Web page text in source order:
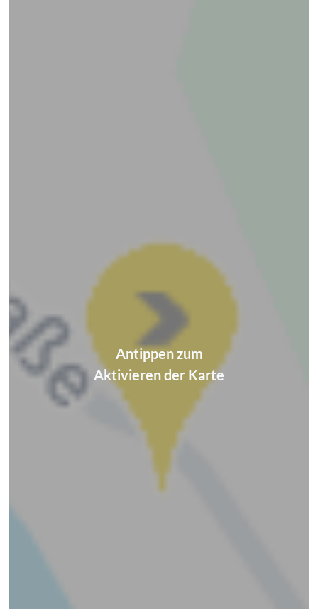
Antippen zum
Aktivieren der Karte